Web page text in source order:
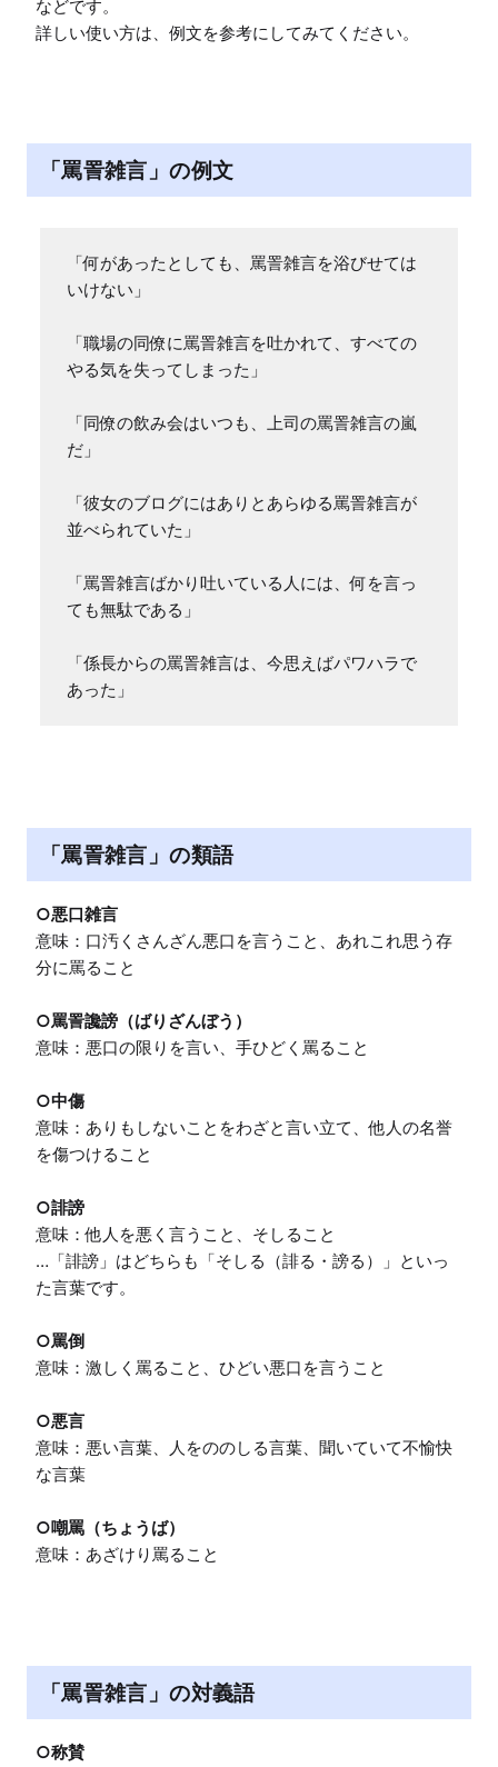
などです。
「罵詈雑言」の例文
「何があったとしても、罵詈雑言を浴びせては
いけない」
「職場の同僚に罵詈雑言を吐かれて、すべての
やる気を失ってしまった」
「同僚の飲み会はいつも、上司の罵詈雑言の嵐
だ」
「彼女のブログにはありとあらゆる罵詈雑言が
並べられていた」
「罵詈雑言ばかり吐いている人には、何を言っ
ても無駄である」
「係長からの罵詈雑言は、今思えばパワハラで
あった」
「罵詈雑言」の類語
○悪口雑言
意味：口汚くさんざん悪口を言うこと、あれこれ思う存
分に罵ること
○罵詈讒謗（ばりざんぼう）
意味：悪口の限りを言い、手ひどく罵ること
○中傷
意味：ありもしないことをわざと言い立て、他人の名誉
を傷つけること
○誹謗
意味：他人を悪く言うこと、そしること
…「誹謗」はどちらも「そしる（誹る・謗る）」といっ
た言葉です。
○罵倒
意味：激しく罵ること、ひどい悪口を言うこと
○悪言
意味：悪い言葉、人をののしる言葉、聞いていて不愉快
な言葉
○嘲罵（ちょうば）
意味：あざけり罵ること
「罵詈雑言」の対義語
○称賛